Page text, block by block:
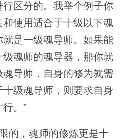
区分的。我举个例子你
使用适合于十级以下魂
是一级魂导师。如果能
魂师的魂导器，那你就
导师，自身的修为就需
级魂导师，则要求自身
。”
的，魂师的修炼更是十